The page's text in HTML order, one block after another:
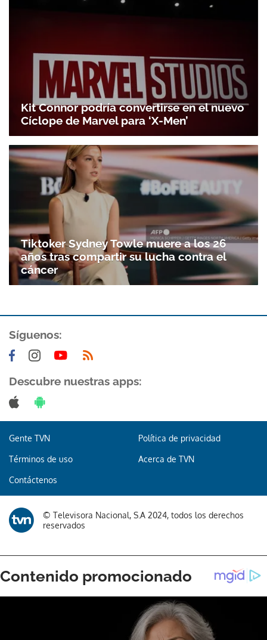
Gracias por suscribirte a nuestro boletín.
ACEPTAR
Kit Connor podría convertirse en el nuevo
Cíclope de Marvel para ‘X-Men’
Tiktoker Sydney Towle muere a los 26
años tras compartir su lucha contra el
cáncer
Síguenos:
Descubre nuestras apps:
Gente TVN Política de privacidad
Términos de uso Acerca de TVN
Contáctenos
© Televisora Nacional, S.A 2024, todos los derechos
reservados